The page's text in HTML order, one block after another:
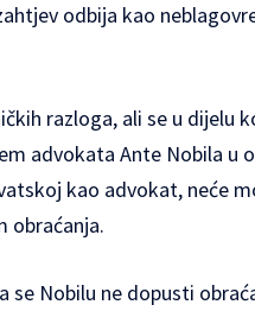
odbija kao
razloga, ali se u dijelu
advokata Ante Nobila u
kao advokat, neće
obraćanja.
Nobilu ne dopusti